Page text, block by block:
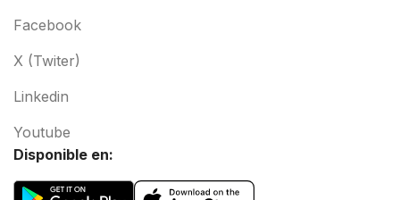
Facebook
X (Twiter)
Linkedin
Youtube
Disponible en: